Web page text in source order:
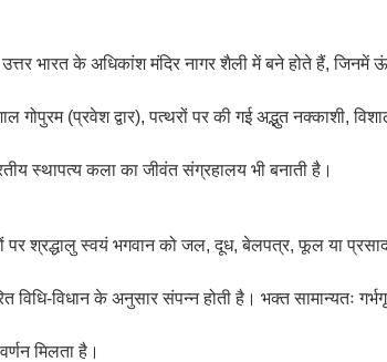
भारत के अधिकांश मंदिर नागर शैली में बने होते हैं,
गोपुरम (प्रवेश द्वार), पत्थरों पर की गई अद्भुत नक्काशी,
स्थापत्य कला का जीवंत संग्रहालय भी बनाती है।
पर श्रद्धालु स्वयं भगवान को जल, दूध, बेलपत्र, फूल या
विधि-विधान के अनुसार संपन्न होती है। भक्त
मिलता है।